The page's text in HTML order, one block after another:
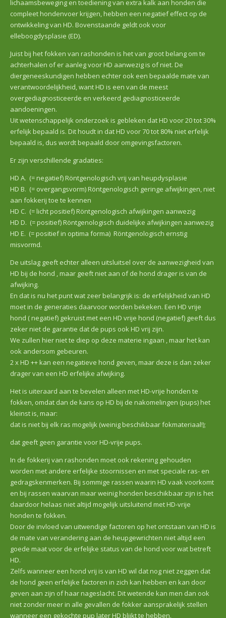
lichaamsbeweging en toediening van extra kalk aan honden die
compleet hondenvoer krijgen, hebben een negatief effect op de
ontwikkeling van HD. Bovenstaande geldt ook voor
elleboogdysplasie (ED).
Juist bij het fokken van rashonden is het van groot belang om te
achterhalen of er aanleg voor HD aanwezig is of niet. De
diergeneeskundigen hebben echter ook een bepaalde mate van
verantwoordelijkheid, want HD is een van de meest
overgediagnosticeerde en verkeerd gediagnosticeerde
aandoeningen.
Uit wetenschappelijk onderzoek is gebleken dat HD voor 20 tot 30%
erfelijk bepaald is. Dit houdt in dat HD voor 70 tot 80% niet erfelijk
bepaald is, dus wordt bepaald door omgevingsfactoren.
Er zijn verschillende gradaties:
HD A. (= negatief) Röntgenologisch vrij van heupdysplasie
HD B. (= overgangsvorm) Röntgenologisch geringe afwijkingen, niet
aan fokkerij toe te kennen
HD C. (= licht positief) Röntgenologisch afwijkingen aanwezig
HD D. (= positief) Röntgenologisch duidelijke afwijkingen aanwezig
HD E. (= positief in optima forma) Röntgenologisch ernstig
misvormd.
De uitslag geeft echter alleen uitsluitsel over de aanwezigheid van
HD bij de hond , maar geeft niet aan of de hond drager is van de
afwijking.
En dat is nu het punt wat zeer belangrijk is: de erfelijkheid van HD
moet in de generaties daarvoor worden bekeken. Een HD vrije
hond ( negatief) gekruist met een HD vrije hond (negatief) geeft dus
zeker niet de garantie dat de pups ook HD vrij zijn.
We zullen hier niet te diep op deze materie ingaan , maar het kan
ook andersom gebeuren.
2 x HD ++ kan een negatieve hond geven, maar deze is dan zeker
drager van een HD erfelijke afwijking.
Het is uiteraard aan te bevelen alleen met HD-vrije honden te
fokken, omdat dan de kans op HD bij de nakomelingen (pups) het
kleinst is, maar:
dat is niet bij elk ras mogelijk (weinig beschikbaar fokmateriaal!);
dat geeft geen garantie voor HD-vrije pups.
In de fokkerij van rashonden moet ook rekening gehouden
worden met andere erfelijke stoornissen en met speciale ras- en
gedragskenmerken. Bij sommige rassen waarin HD vaak voorkomt
en bij rassen waarvan maar weinig honden beschikbaar zijn is het
daardoor helaas niet altijd mogelijk uitsluitend met HD-vrije
honden te fokken.
Door de invloed van uitwendige factoren op het ontstaan van HD is
de mate van verandering aan de heupgewrichten niet altijd een
goede maat voor de erfelijke status van de hond voor wat betreft
HD.
Zelfs wanneer een hond vrij is van HD wil dat nog niet zeggen dat
de hond geen erfelijke factoren in zich kan hebben en kan door
geven aan zijn of haar nageslacht. Dit wetende kan men dan ook
niet zonder meer in alle gevallen de fokker aansprakelijk stellen
wanneer een gekochte pup later HD blijkt te hebben.